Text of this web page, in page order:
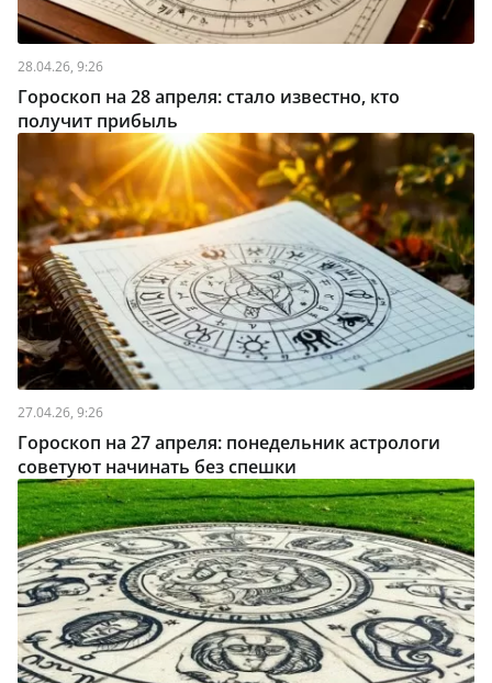
28.04.26, 9:26
Гороскоп на 28 апреля: стало известно, кто
получит прибыль
27.04.26, 9:26
Гороскоп на 27 апреля: понедельник астрологи
советуют начинать без спешки